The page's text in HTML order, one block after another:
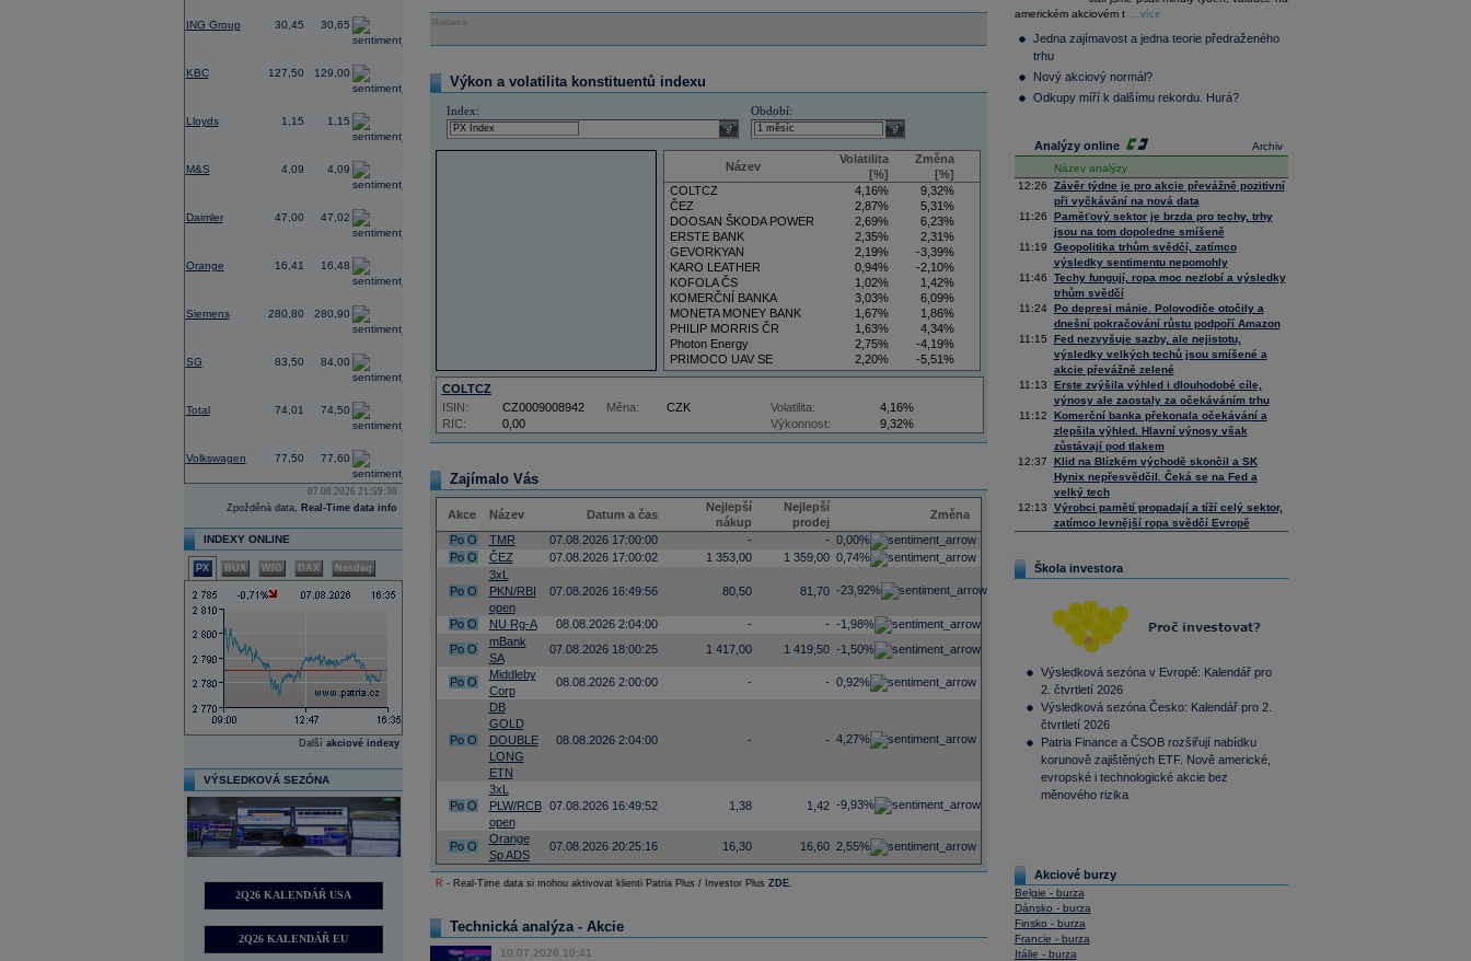
ING Group 30,45 30,65
KBC 127,50 129,00
Lloyds 1,15 1,15
M&S 4,09 4,09
Daimler 47,00 47,02
Orange 16,41 16,48
Siemens 280,80 280,90
SG 83,50 84,00
Total 74,01 74,50
Volkswagen 77,50 77,60
1,18
07.08.2026 21:59:30
Zpožděná data, Real-Time data info
INDEXY ONLINE
PX BUX WIG DAX Nasdaq
Další akciové indexy
VÝSLEDKOVÁ SEZÓNA
2Q26 KALENDÁŘ USA
2Q26 KALENDÁŘ EU
Reklama
Výkon a volatilita konstituentů indexu
Index:
select
Období:
select
Název
Volatilita
[%]
Změna
[%]
COLTCZ
4,16%
9,32%
ČEZ
2,87%
5,31%
DOOSAN ŠKODA POWER
2,69%
6,23%
ERSTE BANK
2,35%
2,31%
GEVORKYAN
2,19%
-3,39%
KARO LEATHER
0,94%
-2,10%
KOFOLA ČS
1,02%
1,42%
KOMERČNÍ BANKA
3,03%
6,09%
MONETA MONEY BANK
1,67%
1,86%
PHILIP MORRIS ČR
1,63%
4,34%
Photon Energy
2,75%
-4,19%
PRIMOCO UAV SE
2,20%
-5,51%
VIG
4,34%
9,22%
COLTCZ
RIC: 0,00
ISIN: CZ0009008942 Měna: CZK Volatilita:
4,16%
Výkonnost:
9,32%
Zajímalo Vás
Akce Název Datum a čas
Nejlepší
nákup
Nejlepší
prodej
Změna
Po O TMR 07.08.2026 17:00:00 - - 0,00%
Po O ČEZ 07.08.2026 17:00:02 1 353,00 1 359,00 0,74%
Po O
3xL
PKN/RBI
open
07.08.2026 16:49:56 80,50 81,70 -23,92%
Po O NU Rg-A 08.08.2026 2:04:00 - - -1,98%
Po O
mBank
SA
07.08.2026 18:00:25 1 417,00 1 419,50 -1,50%
Po O
Middleby
Corp
08.08.2026 2:00:00 - - 0,92%
Po O
DB
GOLD
DOUBLE
LONG
ETN
08.08.2026 2:04:00 - - 4,27%
Po O
3xL
PLW/RCB
open
07.08.2026 16:49:52 1,38 1,42 -9,93%
Po O
Orange
Sp ADS
07.08.2026 20:25:16 16,30 16,60 2,55%
R - Real-Time data si mohou aktivovat klienti Patria Plus / Investor Plus ZDE.
Technická analýza - Akcie
10.07.2026 10:41
Composite
36 376,54 0,66
Tecdax
Performance
index
4 068,78
americkém akciovém t
...více
Jedna zajímavost a jedna teorie předraženého
trhu
Nový akciový normál?
Odkupy míří k dalšímu rekordu. Hurá?
Archiv
Analýzy online
Název analýzy
12:26
Závěr týdne je pro akcie převážně pozitivní
při vyčkávání na nová data
11:26
Paměťový sektor je brzda pro techy, trhy
jsou na tom dopoledne smíšeně
11:19
Geopolitika trhům svědčí, zatímco
výsledky sentimentu nepomohly
11:46
Techy fungují, ropa moc nezlobí a výsledky
trhům svědčí
11:24
Po depresi mánie. Polovodiče otočily a
dnešní pokračování růstu podpoří Amazon
11:15
Fed nezvyšuje sazby, ale nejistotu,
výsledky velkých techů jsou smíšené a
akcie převážně zelené
11:13
Erste zvýšila výhled i dlouhodobé cíle,
výnosy ale zaostaly za očekáváním trhu
11:12
Komerční banka překonala očekávání a
zlepšila výhled. Hlavní výnosy však
zůstávají pod tlakem
12:37
Klid na Blízkém východě skončil a SK
Hynix nepřesvědčil. Čeká se na Fed a
velký tech
12:13
Výrobci pamětí propadají a tíží celý sektor,
zatímco levnější ropa svědčí Evropě
Škola investora
Výsledková sezóna v Evropě: Kalendář pro
2. čtvrtletí 2026
Výsledková sezóna Česko: Kalendář pro 2.
čtvrtletí 2026
Patria Finance a ČSOB rozšiřují nabídku
korunově zajištěných ETF. Nově americké,
evropské i technologické akcie bez
měnového rizika
Akciové burzy
Belgie - burza
Dánsko - burza
Finsko - burza
Francie - burza
Itálie - burza